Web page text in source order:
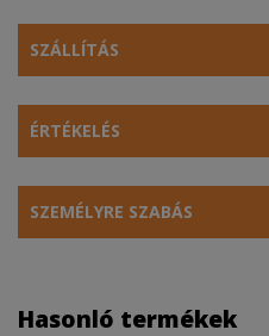
SZÁLLÍTÁS
ÉRTÉKELÉS
SZEMÉLYRE SZABÁS
Hasonló termékek